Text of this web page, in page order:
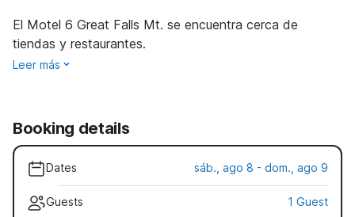
El Motel 6 Great Falls Mt. se encuentra cerca de
tiendas y restaurantes.
Leer más
Booking details
Dates sáb., ago 8 - dom., ago 9
Guests 1 Guest